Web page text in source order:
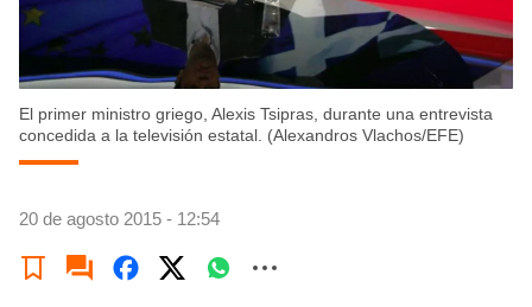
El primer ministro griego, Alexis Tsipras, durante una entrevista
concedida a la televisión estatal. (Alexandros Vlachos/EFE)
20 de agosto 2015 - 12:54